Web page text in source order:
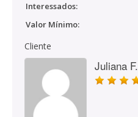
Interessados:
Valor Mínimo:
Cliente
Juliana F.